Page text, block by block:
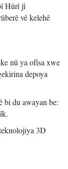
Hûrî jî
vê kelehê
nû ya ofîsa xwe
depoya
bi du awayan be:
3D